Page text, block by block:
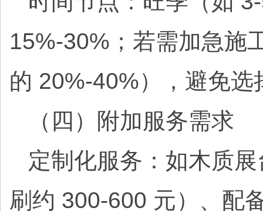
15%-30%；若需加急施
的 20%-40%），避免
（四）附加服务需求
定制化服务：如木质
刷约 300-600 元）、配